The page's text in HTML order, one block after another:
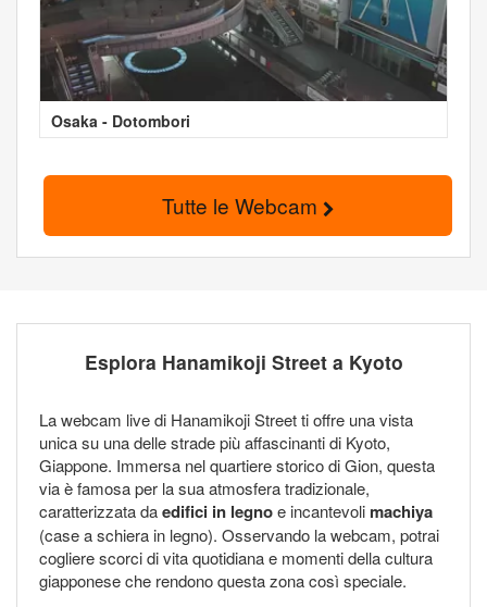
Osaka - Dotombori
Tutte le Webcam
Esplora Hanamikoji Street a Kyoto
La webcam live di Hanamikoji Street ti offre una vista
unica su una delle strade più affascinanti di Kyoto,
Giappone. Immersa nel quartiere storico di Gion, questa
via è famosa per la sua atmosfera tradizionale,
caratterizzata daedifici in legnoe incantevoli machiya
(case a schiera in legno). Osservando la webcam, potrai
cogliere scorci di vita quotidiana e momenti della cultura
giapponese che rendono questa zona così speciale.